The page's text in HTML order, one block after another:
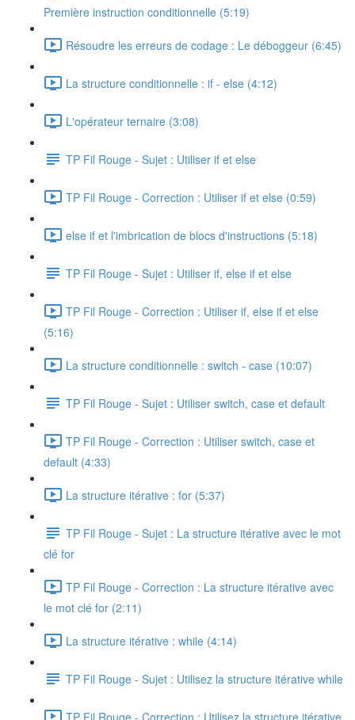
Première instruction conditionnelle (5:19)
Résoudre les erreurs de codage : Le déboggeur (6:45)
La structure conditionnelle : if - else (4:12)
L'opérateur ternaire (3:08)
TP Fil Rouge - Sujet : Utiliser if et else
TP Fil Rouge - Correction : Utiliser if et else (0:59)
else if et l'imbrication de blocs d'instructions (5:18)
TP Fil Rouge - Sujet : Utiliser if, else if et else
TP Fil Rouge - Correction : Utiliser if, else if et else
(5:16)
La structure conditionnelle : switch - case (10:07)
TP Fil Rouge - Sujet : Utiliser switch, case et default
TP Fil Rouge - Correction : Utiliser switch, case et
default (4:33)
La structure itérative : for (5:37)
TP Fil Rouge - Sujet : La structure itérative avec le mot
clé for
TP Fil Rouge - Correction : La structure itérative avec
le mot clé for (2:11)
La structure itérative : while (4:14)
TP Fil Rouge - Sujet : Utilisez la structure itérative while
TP Fil Rouge - Correction : Utilisez la structure itérative